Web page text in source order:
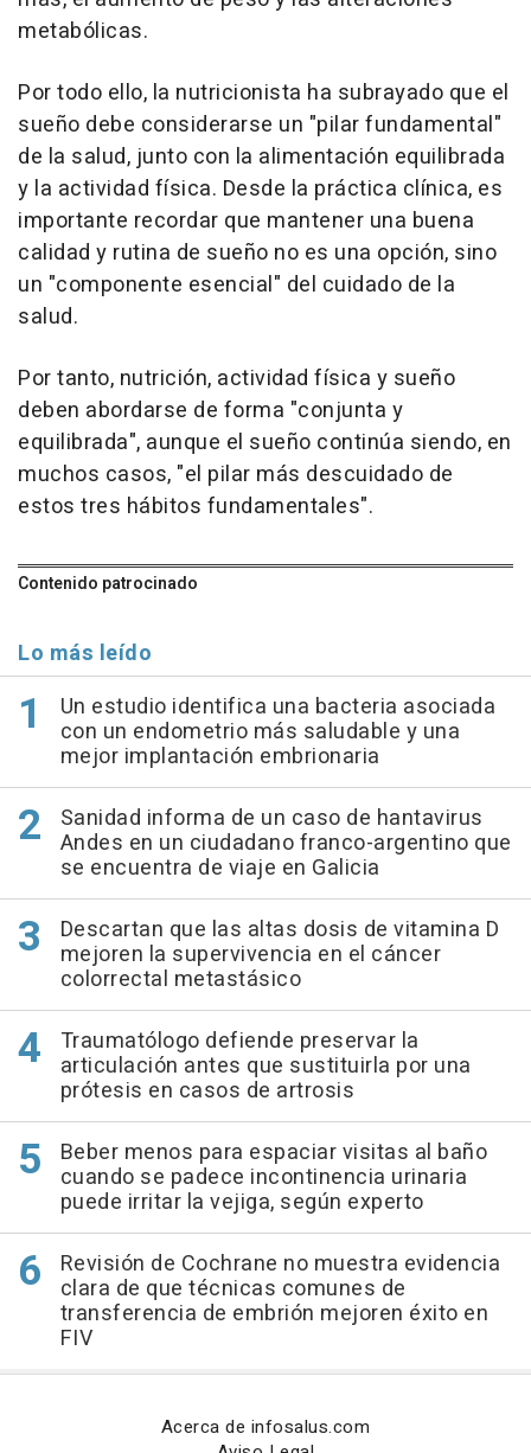
metabólicas.
Por todo ello, la nutricionista ha subrayado que el
sueño debe considerarse un "pilar fundamental"
de la salud, junto con la alimentación equilibrada
y la actividad física. Desde la práctica clínica, es
importante recordar que mantener una buena
calidad y rutina de sueño no es una opción, sino
un "componente esencial" del cuidado de la
salud.
Por tanto, nutrición, actividad física y sueño
deben abordarse de forma "conjunta y
equilibrada", aunque el sueño continúa siendo, en
muchos casos, "el pilar más descuidado de
estos tres hábitos fundamentales".
Contenido patrocinado
Lo más leído
Un estudio identifica una bacteria asociada
con un endometrio más saludable y una
mejor implantación embrionaria
Sanidad informa de un caso de hantavirus
Andes en un ciudadano franco-argentino que
se encuentra de viaje en Galicia
Descartan que las altas dosis de vitamina D
mejoren la supervivencia en el cáncer
colorrectal metastásico
Traumatólogo defiende preservar la
articulación antes que sustituirla por una
prótesis en casos de artrosis
Beber menos para espaciar visitas al baño
cuando se padece incontinencia urinaria
puede irritar la vejiga, según experto
Revisión de Cochrane no muestra evidencia
clara de que técnicas comunes de
transferencia de embrión mejoren éxito en
FIV
Acerca de infosalus.com